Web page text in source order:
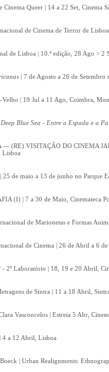
Queer | 14 a 22 Set, Cinema
de Cinema de Terror de
de Lisboa | 10.ª edição, 28 Ago > 2
| 7 de Agosto a 26 de Setembro
| 19 Jul a 11 Ago, Coimbra,
Blue Sea - Entre a Espada e a
(RE) VISITAÇÃO DO CINEMA
Lisboa
25 de maio a 13 de junho no Parque
(I) | 7 a 30 de Maio, Cinemateca
de Marionetas e Formas
de Cinema | 26 de Abril a 6
2º Laboratório | 18, 19 e 20 Abril,
de Sintra | 11 a 18 Abril,
Vasconcelos | Estreia 5 Abr,
4 a 12 Abril, Lisboa
| Urban Realignments: